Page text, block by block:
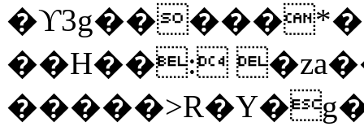
��H��: